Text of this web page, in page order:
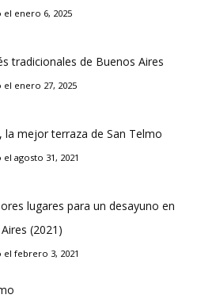
el enero 6, 2025
tradicionales de Buenos Aires
el enero 27, 2025
la mejor terraza de San Telmo
agosto 31, 2021
lugares para un desayuno en
(2021)
el febrero 3, 2021